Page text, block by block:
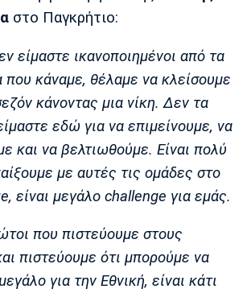
Πανσερραϊκός
Ρεάλ
Μαδρίτης
Ατλέτικο
Μαδρίτης
Άρσεναλ
στο Παγκρήτιο:
είμαστε ικανοποιημένοι από τα
που κάναμε, θέλαμε να κλείσουμε
κάνοντας μια νίκη. Δεν τα
εδώ για να επιμείνουμε, να
και να βελτιωθούμε. Είναι πολύ
με αυτές τις ομάδες στο
είναι μεγάλο challenge για εμάς.
που πιστεύουμε στους
πιστεύουμε ότι μπορούμε να
για την Εθνική, είναι κάτι